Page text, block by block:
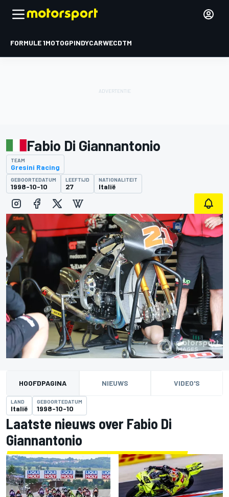
FORMULE 1MOTOGPINDYCARWECDTM
Fabio Di Giannantonio
TEAM
Gresini Racing
GEBOORTEDATUM
1998-10-10
LEEFTIJD
27
NATIONALITEIT
Italië
HOOFDPAGINA NIEUWS VIDEO'S
LAND
Italië
GEBOORTEDATUM
1998-10-10
Laatste nieuws over Fabio Di
Giannantonio